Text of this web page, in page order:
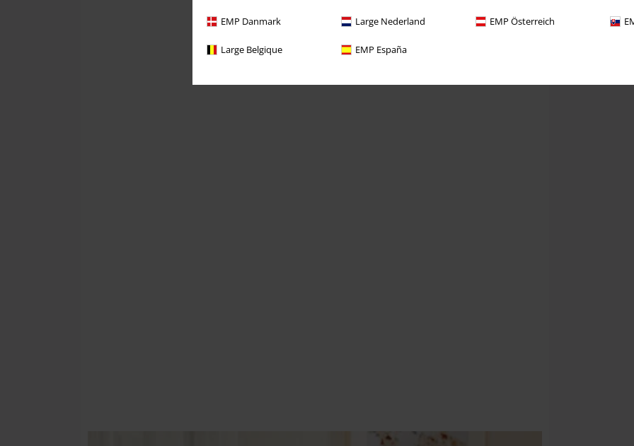
EMP Danmark Large Nederland EMP Österreich
Large Belgique EMP España